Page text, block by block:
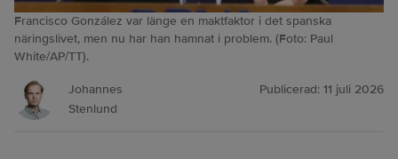
Francisco González var länge en maktfaktor i det spanska
näringslivet, men nu har han hamnat i problem. (Foto: Paul
White/AP/TT).
Johannes
Stenlund
Publicerad: 11 juli 2026